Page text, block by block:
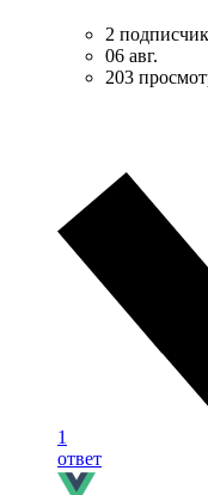
2
06 авг.
203
1
ответ